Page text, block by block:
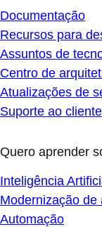
Documentação
Recursos para
Assuntos de
Centro de
Atualizações de
Suporte ao cliente
Quero aprender
Inteligência
Modernização de
Automação